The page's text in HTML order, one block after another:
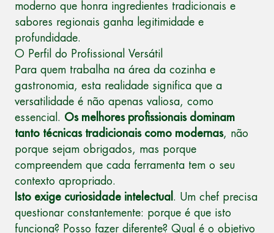
moderno que honra ingredientes tradicionais e
sabores regionais ganha legitimidade e
profundidade.
O Perfil do Profissional Versátil
Para quem trabalha na área da cozinha e
gastronomia, esta realidade significa que a
versatilidade é não apenas valiosa, como
essencial. Os melhores profissionais dominam
tanto técnicas tradicionais como modernas, não
porque sejam obrigados, mas porque
compreendem que cada ferramenta tem o seu
contexto apropriado.
Isto exige curiosidade intelectual . Um chef precisa
questionar constantemente: porque é que isto
funciona? Posso fazer diferente? Qual é o objetivo